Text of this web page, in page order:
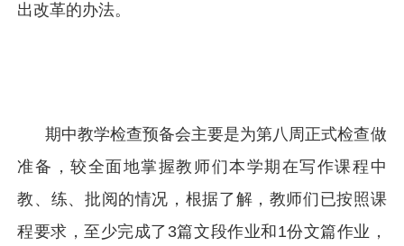
出改革的办法。
期中教学检查预备会主要是为第八周正式检查做
准备，较全面地掌握教师们本学期在写作课程中
教、练、批阅的情况，根据了解，教师们已按照课
程要求，至少完成了3篇文段作业和1份文篇作业，